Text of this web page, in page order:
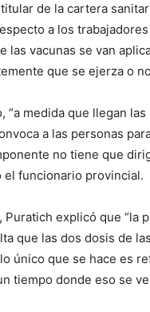
de la cartera
a los
las vacunas se van
que se ejerza o
“a medida que llegan
a las personas
no tiene que
el funcionario provincial.
Puratich explicó que “la
que las dos dosis de
único que se hace es
tiempo donde eso se